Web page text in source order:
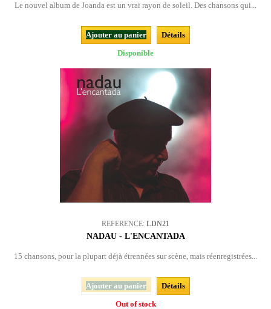
Le nouvel album de Joanda est un vrai rayon de soleil. Des chansons qui...
Ajouter au panier
Détails
Disponible
REFERENCE: LDN21
NADAU - L'ENCANTADA
15 chansons, pour la plupart déjà étrennées sur scène, mais réenregistrées...
Ajouter au panier
Détails
Out of stock